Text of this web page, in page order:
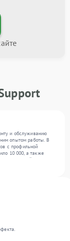
и обслуживанию
опытом работы. В
с профильной
10 000, а также
сервисный центр
поломки любой